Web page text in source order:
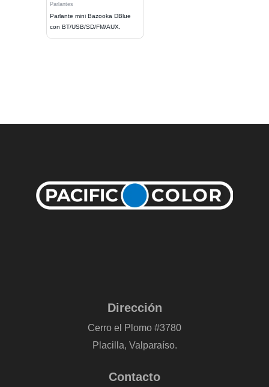
Parlantes
Parlante mini Bazooka DBlue
con BT/USB/SD/FM/AUX.
Dirección
Cerro el Plomo #3780
Placilla, Valparaíso.
Contacto